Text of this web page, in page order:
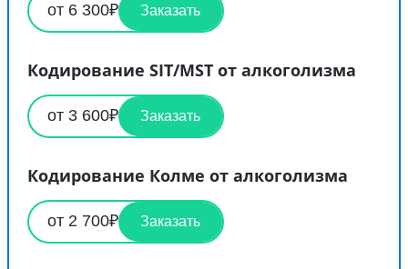
от 6 300₽ Заказать
Кодирование SIT/MST от алкоголизма
от 3 600₽ Заказать
Кодирование Колме от алкоголизма
от 2 700₽ Заказать